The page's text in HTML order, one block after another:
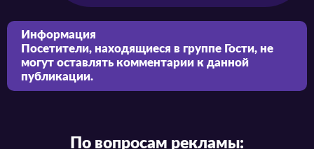
Информация
Посетители, находящиеся в группе Гости, не
могут оставлять комментарии к данной
публикации.
По вопросам рекламы: